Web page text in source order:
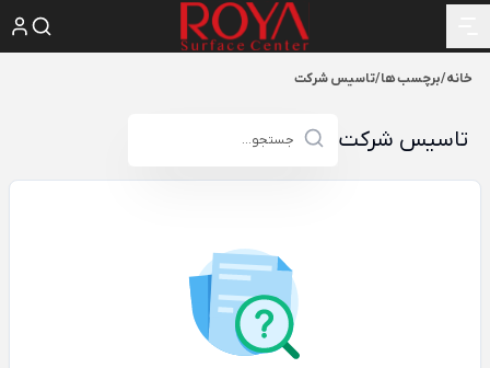
خانه/برچسب ها/تاسیس شرکت
تاسیس شرکت